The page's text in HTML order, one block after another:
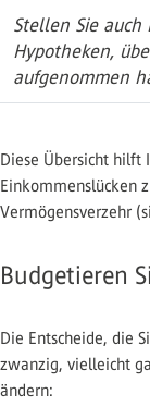
Stellen Sie auch
Hypotheken,
aufgenommen
Diese Übersicht hilft
Einkommenslücken
Vermögensverzehr
Budgetieren
Die Entscheide, die
zwanzig, vielleicht
ändern: